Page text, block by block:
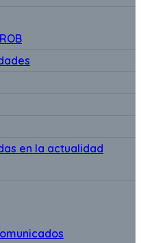
en la actualidad